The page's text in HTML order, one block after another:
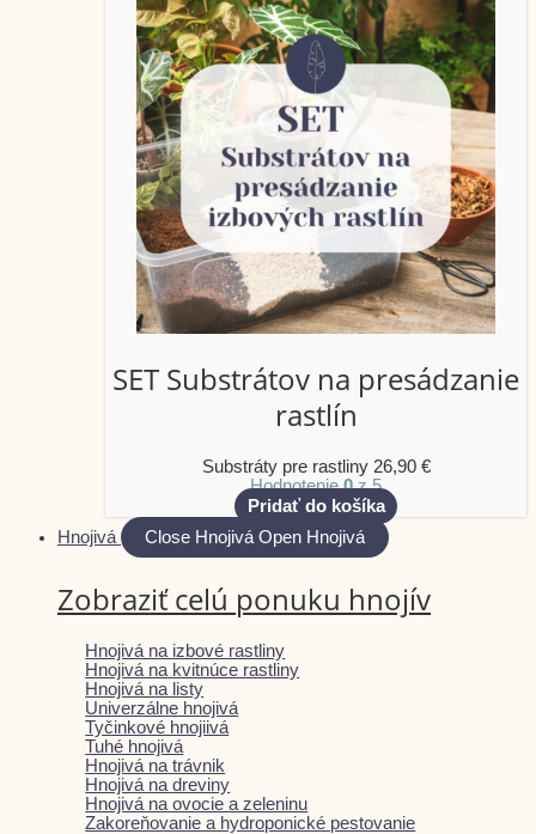
SET Substrátov na presádzanie
rastlín
Substráty pre rastliny 26,90 €
Hodnotenie0z 5
Pridať do košíka
Hnojivá
Close Hnojivá Open Hnojivá
Zobraziť celú ponuku hnojív
Hnojivá na izbové rastliny
Hnojivá na kvitnúce rastliny
Hnojivá na listy
Univerzálne hnojivá
Tyčinkové hnojiivá
Tuhé hnojivá
Hnojivá na trávnik
Hnojivá na dreviny
Hnojivá na ovocie a zeleninu
Zakoreňovanie a hydroponické pestovanie